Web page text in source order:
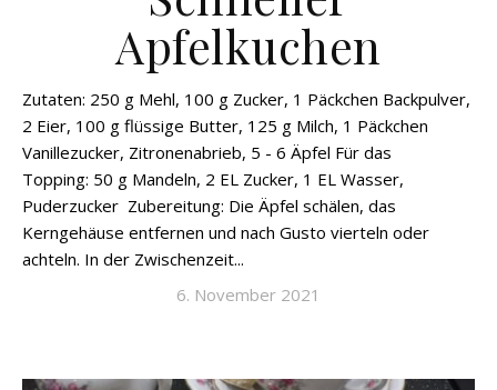
Apfelkuchen
Zutaten: 250 g Mehl, 100 g Zucker, 1 Päckchen Backpulver,
2 Eier, 100 g flüssige Butter, 125 g Milch, 1 Päckchen
Vanillezucker, Zitronenabrieb, 5 - 6 Äpfel Für das
Topping: 50 g Mandeln, 2 EL Zucker, 1 EL Wasser,
Puderzucker Zubereitung: Die Äpfel schälen, das
Kerngehäuse entfernen und nach Gusto vierteln oder
achteln. In der Zwischenzeit...
6. November 2021